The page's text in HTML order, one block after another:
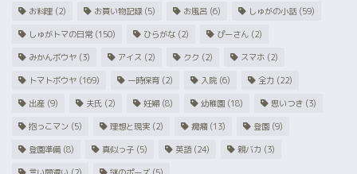
お料理 (2) お買い物記録 (5) お風呂 (6) しゅがの小話 (59)
しゅがトマの日常(150) ひらがな (2) ぴーさん (2)
みかんボウヤ (3) アイス (2) クク (2) スマホ (2)
トマトボウヤ (169) 一時保育 (2) 入院 (6) 全力 (22)
出産 (9) 夫氏 (2) 妊婦(8) 幼稚園 (18) 思いつき (3)
抱っこマン (5) 理想と現実 (2) 癇癪(13) 登園 (9)
登園準備 (8) 真似っ子 (5) 英語(24) 親バカ (3)